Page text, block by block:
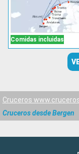
Comidas incluidas
Cruceros
Cruceros desde Bergen